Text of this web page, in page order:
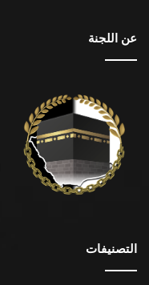
عن اللجنة
التصنيفات